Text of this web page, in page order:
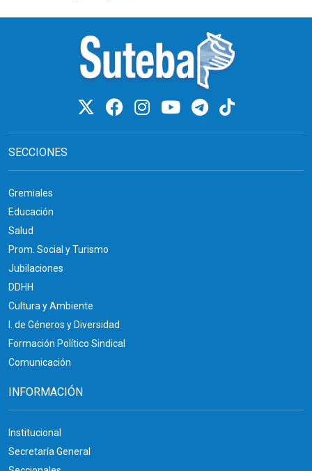
SECCIONES
Gremiales
Educación
Salud
Prom. Social y Turismo
Jubilaciones
DDHH
Cultura y Ambiente
I. de Géneros y Diversidad
Formación Político Sindical
Comunicación
INFORMACIÓN
Institucional
Secretaría General